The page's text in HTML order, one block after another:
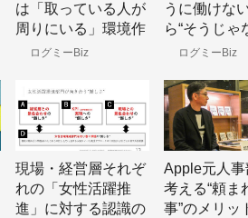
は「取っている人が
周りにいる」環境作
り 会社・上司・従
6つのアプローチ
ログミーBiz
うに働けな
ら“そうじゃ
理職像”を目
る職場を作
やってみる
ンドセット
ログミーBiz
現場・経営層それぞ
れの「女性活躍推
進」に対する認識の
Apple元人
考える“頼ま
事”のメリ